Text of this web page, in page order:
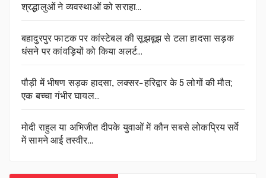
श्रद्धालुओं ने व्यवस्थाओं को सराहा…
बहादुरपुर फाटक पर कांस्टेबल की सूझबूझ से टला हादसा सड़क
धंसने पर कांवड़ियों को किया अलर्ट…
पौड़ी में भीषण सड़क हादसा, लक्सर-हरिद्वार के 5 लोगों की मौत;
एक बच्चा गंभीर घायल…
मोदी राहुल या अभिजीत दीपके युवाओं में कौन सबसे लोकप्रिय सर्वे
में सामने आई तस्वीर…